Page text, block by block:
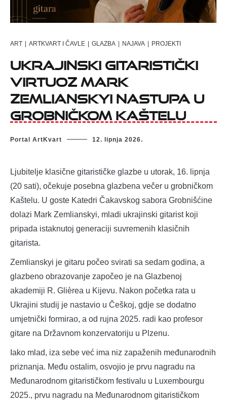
ART ARTKVART I ČAVLE GLAZBA NAJAVA PROJEKTI
Ukrajinski gitaristički
virtuoz Mark
Zemlianskyi nastupa u
grobničkom Kaštelu
Portal ArtKvart 12. lipnja 2026.
Ljubitelje klasične gitarističke glazbe u utorak, 16. lipnja
(20 sati), očekuje posebna glazbena večer u grobničkom
Kaštelu. U goste Katedri Čakavskog sabora Grobnišćine
dolazi Mark Zemlianskyi, mladi ukrajinski gitarist koji
pripada istaknutoj generaciji suvremenih klasičnih
gitarista.
Zemlianskyi je gitaru počeo svirati sa sedam godina, a
glazbeno obrazovanje započeo je na Glazbenoj
akademiji R. Glièrea u Kijevu. Nakon početka rata u
Ukrajini studij je nastavio u Češkoj, gdje se dodatno
umjetnički formirao, a od rujna 2025. radi kao profesor
gitare na Državnom konzervatoriju u Plzenu.
Iako mlad, iza sebe već ima niz zapaženih međunarodnih
priznanja. Među ostalim, osvojio je prvu nagradu na
Međunarodnom gitarističkom festivalu u Luxembourgu
2025., prvu nagradu na Međunarodnom gitarističkom